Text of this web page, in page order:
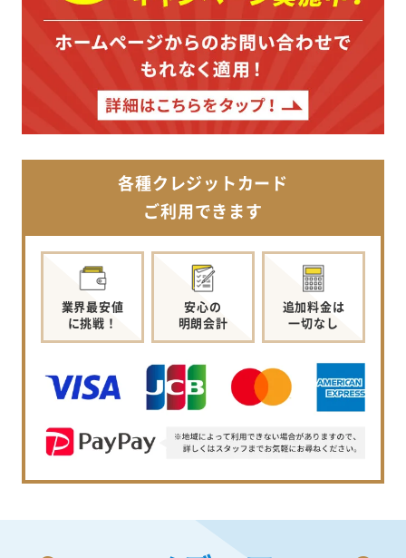
各種クレジットカード
ご利用できます
業界最安値
に挑戦！
安心の
明朗会計
追加料金は
一切なし